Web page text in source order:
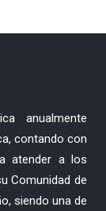
anualmente
contando con
atender a los
Comunidad de
siendo una de